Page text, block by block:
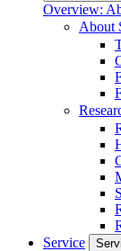
Overview:
About
Service